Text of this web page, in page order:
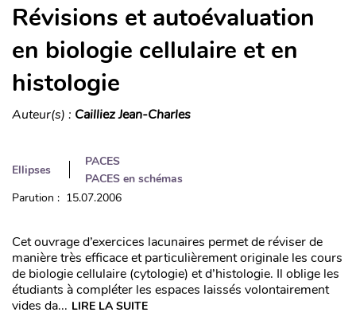
Révisions et autoévaluation
en biologie cellulaire et en
histologie
Auteur(s) : Cailliez Jean-Charles
Ellipses
PACES
PACES en schémas
Parution : 15.07.2006
Cet ouvrage d’exercices lacunaires permet de réviser de
manière très efficace et particulièrement originale les cours
de biologie cellulaire (cytologie) et d’histologie. Il oblige les
étudiants à compléter les espaces laissés volontairement
vides da... LIRE LA SUITE